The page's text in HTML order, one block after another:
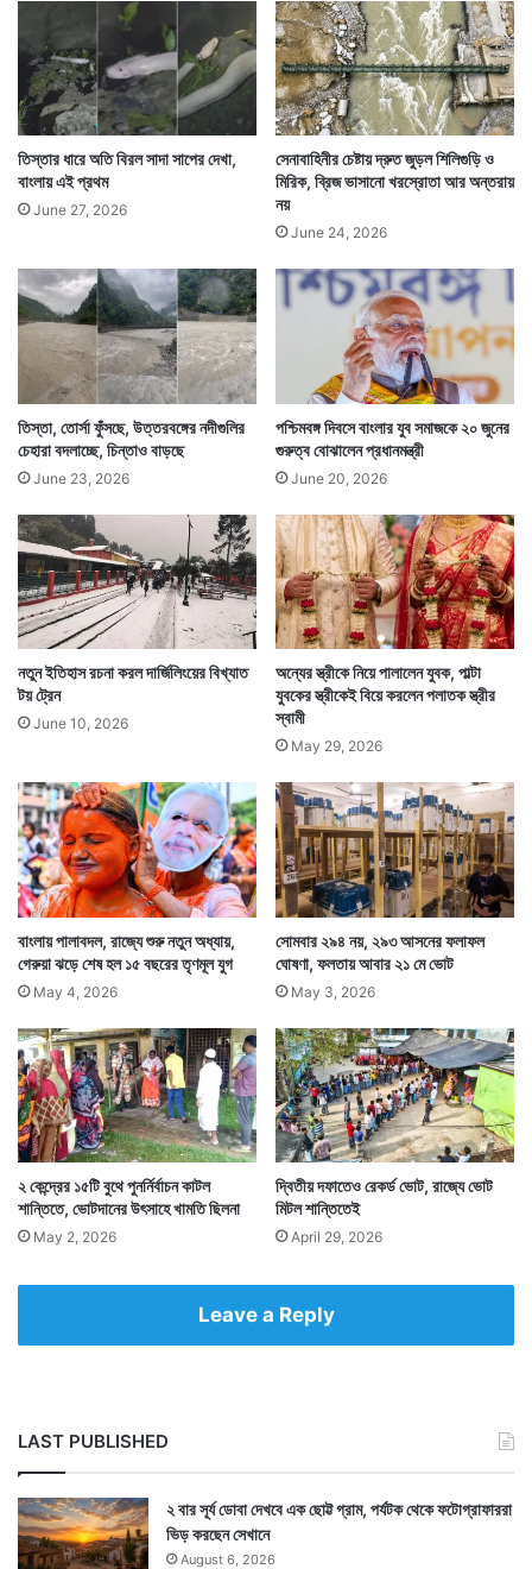
কোচবিহারের হলদিবাড়ি গ্রামের বাসিন্দা এই শতবর্ষ পার করা বৃদ্ধ
নৃপেন্দ্র বর্মণের এই মুখেভাতে উপস্থিত ছিলেন বিএসএফ কর্তারাও।
আর ছিলেন পরিবারের সকলে। ছিলেন গ্রামের মানুষজন।
আত্মীয় পরিজন নিয়ে এক জমজমাট আয়োজনে পালিত হল
নৃপেন্দ্রবাবুর এই অন্নপ্রাশনের উৎসব। কারও মুখেভাতে যে তাঁর
নাতি নাতনিরাও আনন্দ কর‌তে পারেন এটা অতি বিরল ঘটনা।
সেটাই দেখা গেল এই হলদিবাড়ি গ্রামে। গ্রামে দাদু বলে পরিচিত
এই শতায়ু মানুষটিও বেশ উপভোগই করলেন তাঁকে ঘিরে এই
মুখেভাতের আয়োজন।
ই
খা
ল
ল
নী
ল
বো
বে
র
তিস্তার ধারে অতি বিরল সাদা সাপের দেখা,
বাংলায় এই প্রথম
June 27, 2026
সেনাবাহিনীর চেষ্টায় দ্রুত জুড়ল শিলিগুড়ি ও
মিরিক, ব্রিজ ভাসানো খরস্রোতা আর অন্তরায়
নয়
June 24, 2026
তিস্তা, তোর্সা ফুঁসছে, উত্তরবঙ্গের নদীগুলির
চেহারা বদলাচ্ছে, চিন্তাও বাড়ছে
June 23, 2026
পশ্চিমবঙ্গ দিবসে বাংলার যুব সমাজকে ২০ জুনের
গুরুত্ব বোঝালেন প্রধানমন্ত্রী
June 20, 2026
নতুন ইতিহাস রচনা করল দার্জিলিংয়ের বিখ্যাত
টয় ট্রেন
June 10, 2026
অন্যের স্ত্রীকে নিয়ে পালালেন যুবক, পাল্টা
যুবকের স্ত্রীকেই বিয়ে করলেন পলাতক স্ত্রীর
স্বামী
May 29, 2026
বাংলায় পালাবদল, রাজ্যে শুরু নতুন অধ্যায়,
গেরুয়া ঝড়ে শেষ হল ১৫ বছরের তৃণমূল যুগ
May 4, 2026
সোমবার ২৯৪ নয়, ২৯৩ আসনের ফলাফল
ঘোষণা, ফলতায় আবার ২১ মে ভোট
May 3, 2026
২ কেন্দ্রের ১৫টি বুথে পুনর্নির্বাচন কাটল
শান্তিতে, ভোটদানের উৎসাহে খামতি ছিলনা
May 2, 2026
দ্বিতীয় দফাতেও রেকর্ড ভোট, রাজ্যে ভোট
মিটল শান্তিতেই
April 29, 2026
Leave a Reply
LAST PUBLISHED
২ বার সূর্য ডোবা দেখবে এক ছোট্ট গ্রাম, পর্যটক থেকে ফটোগ্রাফাররা
ভিড় করছেন সেখানে
August 6, 2026